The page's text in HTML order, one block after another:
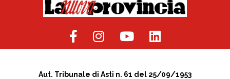
Aut. Tribunale di Asti n. 61 del 25/09/1953